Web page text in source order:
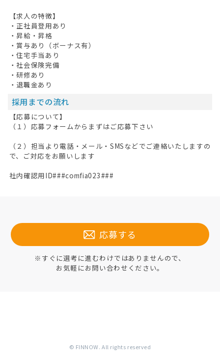
【求人の特徴】
・正社員登用あり
・昇給・昇格
・賞与あり（ボーナス有）
・住宅手当あり
・社会保険完備
・研修あり
・退職金あり
採用までの流れ
【応募について】
（１）応募フォームからまずはご応募下さい
（２）担当より電話・メール・SMSなどでご連絡いたしますの
で、ご対応をお願いします
社内確認用ID###comfia023###
応募する
※すぐに選考に進むわけではありませんので、
お気軽にお問い合わせください。
© FINNOW. All rights reserved